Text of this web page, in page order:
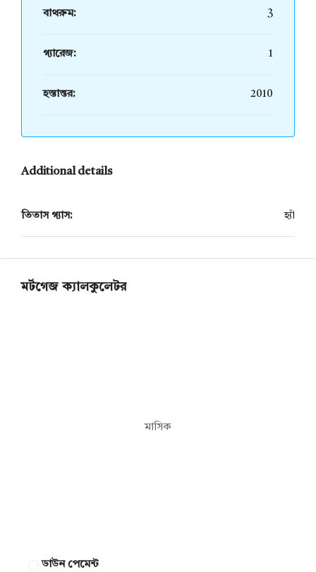
বাথরুম: 3
গ্যারেজ: 1
হস্তান্তর: 2010
Additional details
তিতাস গ্যাস: হ্যাঁ
মর্টগেজ ক্যালকুলেটর
মাসিক
ডাউন পেমেন্ট